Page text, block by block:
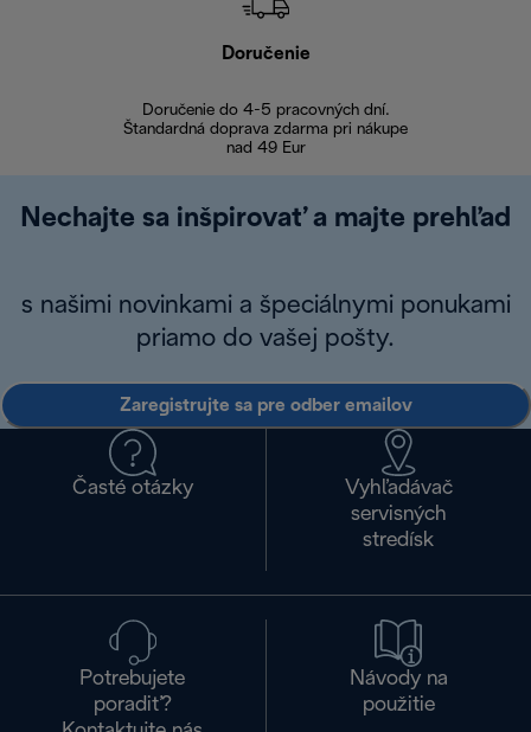
Doručenie
Doručenie do 4-5 pracovných dní.
Štandardná doprava zdarma pri nákupe
nad 49 Eur
Nechajte sa inšpirovať a majte prehľad
s našimi novinkami a špeciálnymi ponukami
priamo do vašej pošty.
Zaregistrujte sa pre odber emailov
Časté otázky
Vyhľadávač
servisných
stredísk
Potrebujete
poradiť?
Návody na
použitie